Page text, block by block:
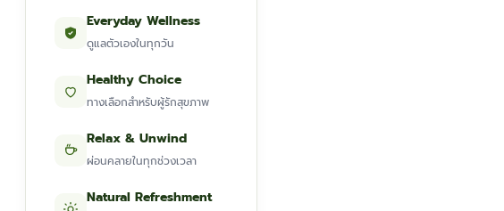
Everyday Wellness
ดูแลตัวเองในทุกวัน
Healthy Choice
ทางเลือกสำหรับผู้รักสุขภาพ
Relax & Unwind
ผ่อนคลายในทุกช่วงเวลา
Natural Refreshment